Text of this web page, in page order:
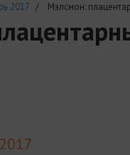
2017 / Мэлсмон: